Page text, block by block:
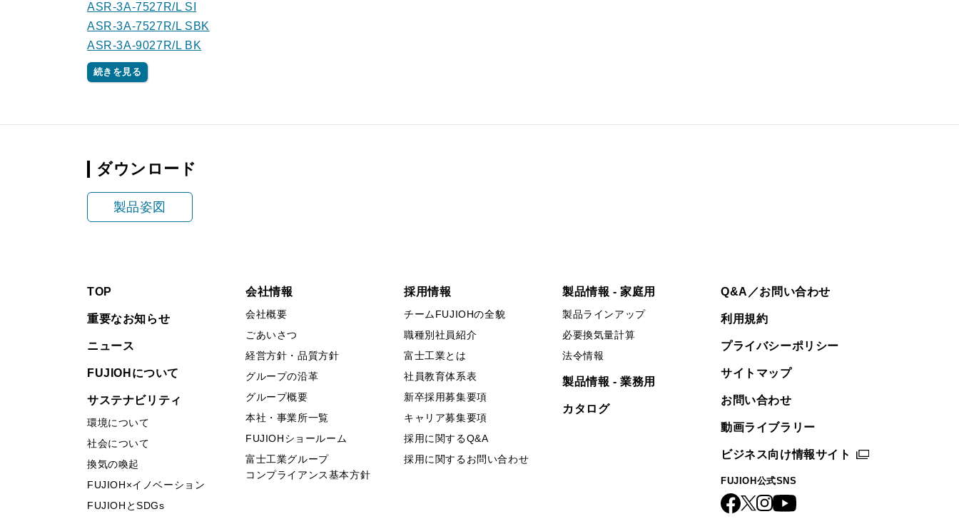
ASR-3A-7527R/L SI
ASR-3A-7527R/L SBK
ASR-3A-9027R/L BK
続きを見る
ダウンロード
製品姿図
TOP
重要なお知らせ
ニュース
FUJIOHについて
サステナビリティ
環境について
社会について
換気の喚起
FUJIOH×イノベーション
FUJIOHとSDGs
会社情報
会社概要
ごあいさつ
経営方針・品質方針
グループの沿革
グループ概要
本社・事業所一覧
FUJIOHショールーム
富士工業グループ
コンプライアンス基本方針
採用情報
チームFUJIOHの全貌
職種別社員紹介
富士工業とは
社員教育体系表
新卒採用募集要項
キャリア募集要項
採用に関するQ&A
採用に関するお問い合わせ
製品情報 - 家庭用
製品ラインアップ
必要換気量計算
法令情報
製品情報 - 業務用
カタログ
Q&A／お問い合わせ
利用規約
プライバシーポリシー
サイトマップ
お問い合わせ
動画ライブラリー
ビジネス向け情報サイト
FUJIOH公式SNS